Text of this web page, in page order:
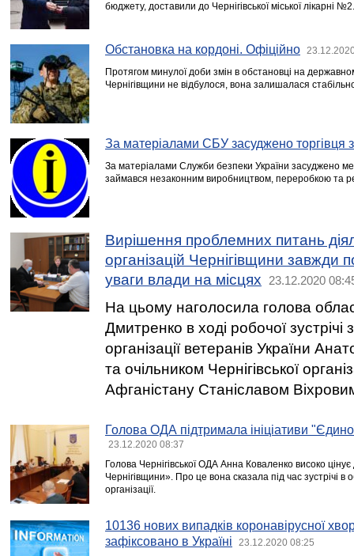
бюджету, доставили до Чернігівської міської лікарні №2.
Обстановка на кордоні. Офіційно
Протягом минулої доби змін в обстановці на
Чернігівщини не відбулося, вона залишалася
За матеріалами СБУ засуджено торгівця
За матеріалами Служби безпеки України засуджено
займався незаконним виробництвом, переробкою та
Вирішення проблемних питань
організацій Чернігівщини завжди
уваги влади на місцях
23.12.2020
На цьому наголосила голова
Дмитренко в ході робочої зустрічі
організації ветеранів України
та очільником Чернігівської
Афганістану Станіславом
Голова ОДА підтримала ініціативи
23.12.2020 08:37
Голова Чернігівської ОДА Анна Коваленко високо
Чернігівщини». Про це вона сказала під час зустрічі в
організації.
10136 нових випадків коронавірусної
зафіксовано в Україні
23.12.2020 08:25